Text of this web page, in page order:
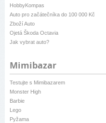
HobbyKompas
Auto pro začátečníka do 100 000 Kč
Zboží Auto
Ojetá Škoda Octavia
Jak vybrat auto?
Mimibazar
Testujte s Mimibazarem
Monster High
Barbie
Lego
Pyžama